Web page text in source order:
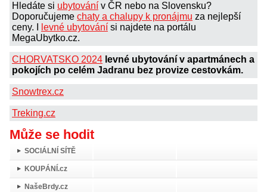
Hledáte si ubytování v ČR nebo na Slovensku?
Doporučujeme chaty a chalupy k pronájmu za nejlepší
ceny. I
levné ubytování si najdete na portálu
MegaUbytko.cz.
CHORVATSKO 2024 levné ubytování v apartmánech a
pokojích po celém Jadranu bez provize cestovkám.
Snowtrex.cz
Treking.cz
Může se hodit
SOCIÁLNÍ SÍTĚ
KOUPÁNÍ.cz
NašeBrdy.cz